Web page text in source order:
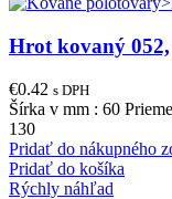
Hrot kovaný 052,
€0.42 s DPH
Šírka v mm : 60
130
Pridať do nákupného
Pridať do košíka
Rýchly náhľad